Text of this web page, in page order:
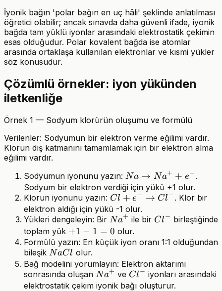
İyonik bağın 'polar bağın en uç hâli' şeklinde anlatılması
öğretici olabilir; ancak sınavda daha güvenli ifade, iyonik
bağda tam yüklü iyonlar arasındaki elektrostatik çekimin
esas olduğudur. Polar kovalent bağda ise atomlar
arasında ortaklaşa kullanılan elektronlar ve kısmi yükler
söz konusudur.
Çözümlü örnekler: iyon yükünden
iletkenliğe
Örnek 1 — Sodyum klorürün oluşumu ve formülü
Verilenler: Sodyumun bir elektron verme eğilimi vardır.
Klorun dış katmanını tamamlamak için bir elektron alma
eğilimi vardır.
Sodyumun iyonunu yazın: Na
\rightarrow
Na^+ + e^-
Na → Na+ + e−.
Sodyum bir elektron verdiği için yükü +1 olur.
Klorun iyonunu yazın: Cl + e^-
\rightarrow
Cl^-
Cl + e− → Cl−. Klor bir
elektron aldığı için yükü -1 olur.
Yükleri dengeleyin: Bir Na^+
Na+ ile bir Cl^-
Cl− birleştiğinde
toplam yük +1-
1=0
+1 − 1 = 0 olur.
Formülü yazın: En küçük iyon oranı 1:1 olduğundan
bileşik NaCl
NaCl olur.
Bağ modelini yorumlayın: Elektron aktarımı
sonrasında oluşan Na^+
Na+ ve Cl^-
Cl− iyonları arasındaki
elektrostatik çekim iyonik bağı oluşturur.